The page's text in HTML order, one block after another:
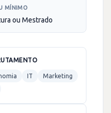
MÍNIMO
ou Mestrado
IT
Marketing